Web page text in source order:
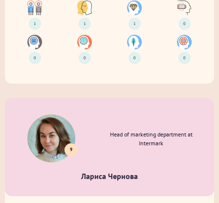
1 1 1 0
0 0 0 0
9
Head of marketing department at
Intermark
Лариса Чернова